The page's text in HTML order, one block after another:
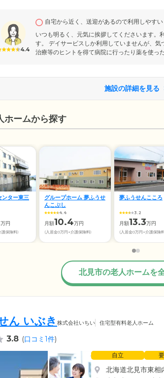
は穏やかな無加川のほとりにある、静かな住宅街
ける環境です。
4.4
自宅から近く、送迎があるので利用しやすい
いつも明るく、元気に挨拶してくださいます。
す。 デイサービスしか利用していませんが、気
治療等のヒントを得て病院に行ったり薬を使っ
施設の詳細を見る
ホームから探す
ンター東三
万円
護保険料)
グループホーム 夢ふうせ
んこぶし
4.4
月額10.4万円
(入居金0万円+介護保険料)
夢ふうせんこころ
3.2
月額13.3万円
(入居金0万円+介護保険
北見市の老人ホームを
ん いぶき 株式会社いちい 住宅型有料老人ホーム
3.8 (口コミ1件)
自立
北海道北見市東相